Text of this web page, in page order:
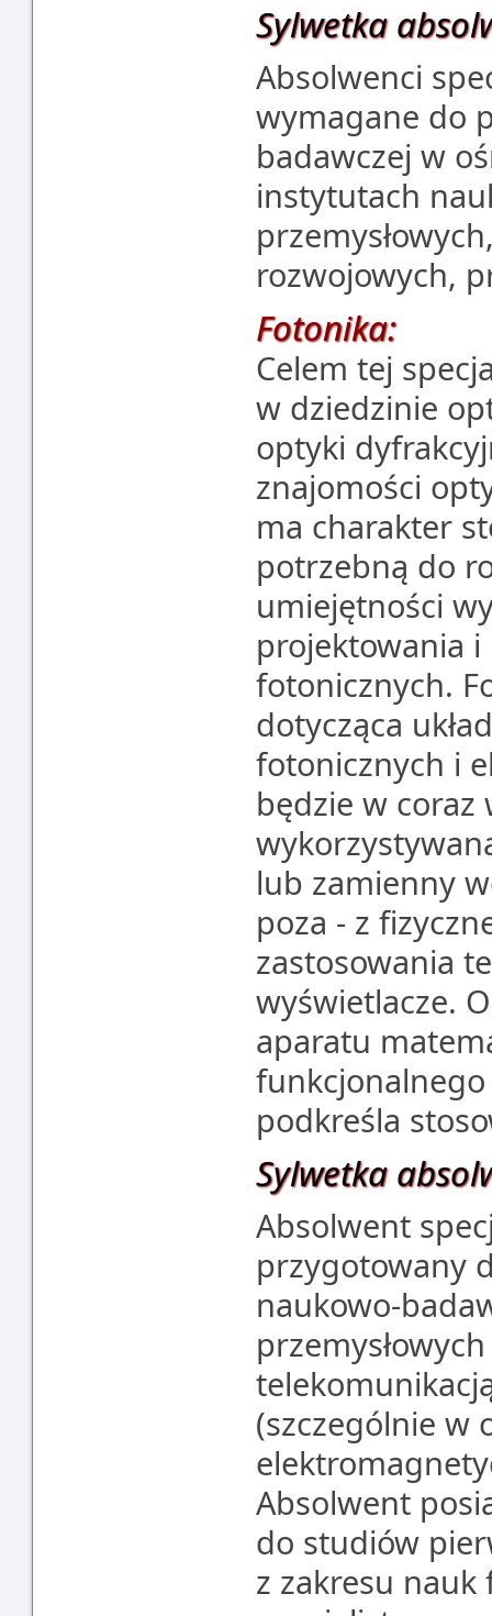
Sylwetka
Absolwenci
wymagane do
badawczej w
instytutach
rozwojowych,
Fotonika:
Celem tej
w dziedzinie
optyki
znajomości
ma charakter
potrzebną do
umiejętności
projektowania i
fotonicznych.
dotycząca
fotonicznych i
będzie w
lub zamienny
poza - z
zastosowania
wyświetlacze.
aparatu
podkreśla
Sylwetka
Absolwent
przygotowany
naukowo-
(szczególnie w
Absolwent
do studiów
z zakresu nauk